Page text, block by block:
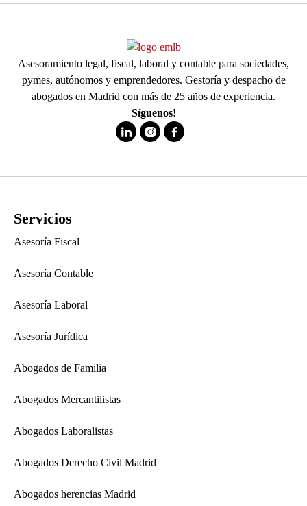
Asesoramiento legal, fiscal, laboral y contable para sociedades,
pymes, autónomos y emprendedores. Gestoría y despacho de
abogados en Madrid con más de 25 años de experiencia.
Síguenos!
Servicios
Asesoría Fiscal
Asesoría Contable
Asesoría Laboral
Asesoría Jurídica
Abogados de Familia
Abogados Mercantilistas
Abogados Laboralistas
Abogados Derecho Civil Madrid
Abogados herencias Madrid